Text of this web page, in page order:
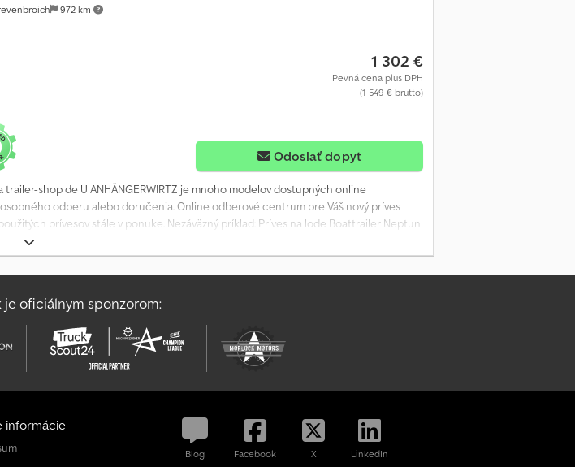
972 km
1 302 €
Pevná cena plus DPH
(1 549 € brutto)
Odoslať dopyt
shop de U ANHÄNGERWIRTZ je mnoho modelov dostupných online
odberu alebo doručenia. Online odberové centrum pre Váš nový príves
prívesov stále v ponuke. Nezáväzný príklad: Príves na lode Boattrailer Neptun
kanoe, kajak, SUP board 750 kg, jednoosý podvozok, oceľový rám v tvare V, žiarovo
Výbava voliteľná: Skladovací stojan na kanoe/kajak, bez montáže, bočné opory
Prijímanie objednávok telefonicky v čase: PO - PI 08:00 až 12:30 a 14:00 až 18:00
je oficiálnym sponzorom:
informácie
Blog Facebook X LinkedIn